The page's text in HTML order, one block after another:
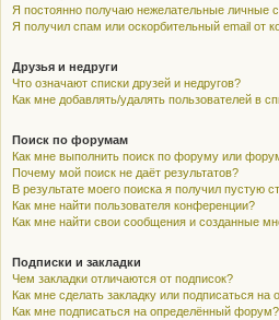
Я постоянно получаю нежелательные личные
Я получил спам или оскорбительный email от
Друзья и недруги
Что означают списки друзей и недругов?
Как мне добавлять/удалять пользователей в
Поиск по форумам
Как мне выполнить поиск по форуму или
Почему мой поиск не даёт результатов?
В результате моего поиска я получил пустую
Как мне найти пользователя конференции?
Как мне найти свои сообщения и созданные
Подписки и закладки
Чем закладки отличаются от подписок?
Как мне сделать закладку или подписаться на
Как мне подписаться на определённый форум?